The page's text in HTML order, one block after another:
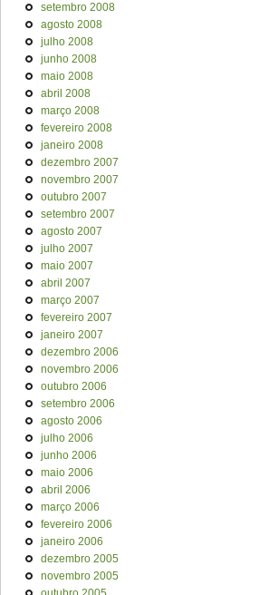
setembro 2008
agosto 2008
julho 2008
junho 2008
maio 2008
abril 2008
março 2008
fevereiro 2008
janeiro 2008
dezembro 2007
novembro 2007
outubro 2007
setembro 2007
agosto 2007
julho 2007
maio 2007
abril 2007
março 2007
fevereiro 2007
janeiro 2007
dezembro 2006
novembro 2006
outubro 2006
setembro 2006
agosto 2006
julho 2006
junho 2006
maio 2006
abril 2006
março 2006
fevereiro 2006
janeiro 2006
dezembro 2005
novembro 2005